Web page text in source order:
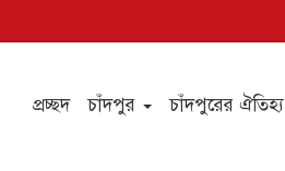
প্রচ্ছদ চাঁদপুর চাঁদপুরের ঐতিহ্য